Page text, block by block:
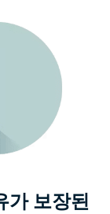
가 보장된